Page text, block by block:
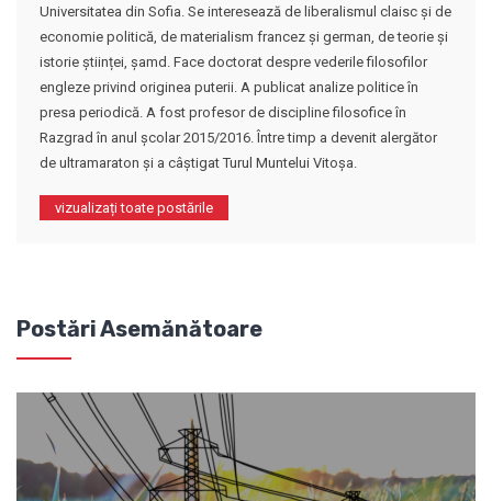
Universitatea din Sofia. Se interesează de liberalismul claisc și de
economie politică, de materialism francez și german, de teorie și
istorie științei, șamd. Face doctorat despre vederile filosofilor
engleze privind originea puterii. A publicat analize politice în
presa periodică. A fost profesor de discipline filosofice în
Razgrad în anul școlar 2015/2016. Între timp a devenit alergător
de ultramaraton și a câștigat Turul Muntelui Vitoșa.
vizualizați toate postările
Postări Asemănătoare